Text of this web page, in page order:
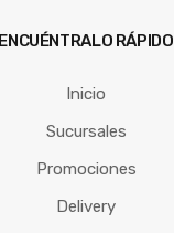
ENCUÉNTRALO RÁPIDO
Inicio
Sucursales
Promociones
Delivery